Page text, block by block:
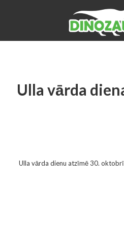
Ulla vārda
Ulla vārda dienu atzīmē 30.